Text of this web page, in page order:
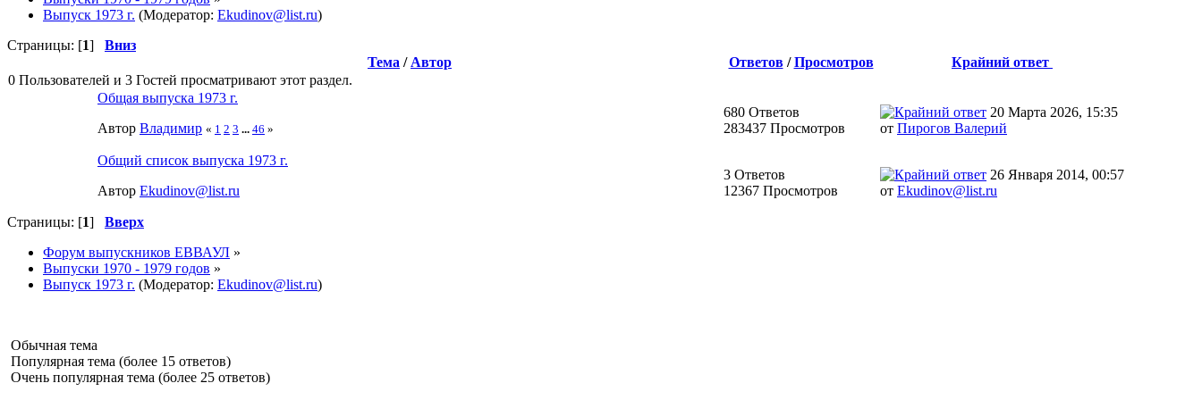
Выпуск 1973 г. (Модератор: Ekudinov@list.ru)
Страницы: [1] Вниз
Тема / Автор Ответов/Просмотров
Крайний ответ
0 Пользователей и 3 Гостей просматривают этот раздел.
Общая выпуска 1973 г.
Автор Влaдимир « 1 2 3 ... 46 »
680 Ответов
283437 Просмотров
20 Марта 2026, 15:35
от Пирогов Валерий
Общий список выпуска 1973 г.
Автор Ekudinov@list.ru
3 Ответов
12367 Просмотров
26 Января 2014, 00:57
от Ekudinov@list.ru
Страницы: [1] Вверх
Форум выпускников ЕВВАУЛ »
Выпуски 1970 - 1979 годов »
Выпуск 1973 г. (Модератор: Ekudinov@list.ru)
Обычная тема
Популярная тема (более 15 ответов)
Очень популярная тема (более 25 ответов)